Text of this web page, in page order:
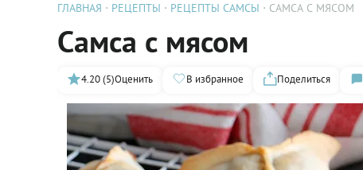
ГЛАВНАЯ РЕЦЕПТЫ РЕЦЕПТЫ САМСЫ САМСА С МЯСОМ
Самса с мясом
4.20 (5)Оценить В избранное Поделиться